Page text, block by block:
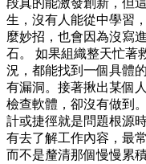
段真的能激發創新，但
生，沒有人能從中學習
麼妙招，也會因為沒寫
石。 如果組織整天忙著
況，都能找到一個具體
有漏洞。接著揪出某個
檢查軟體，卻沒有做到
計或捷徑就是問題根源
有去了解工作內容，最
而不是釐清那個慢慢累